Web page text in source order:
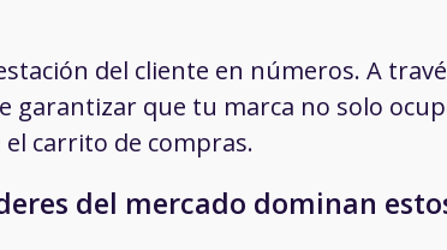
del cliente en números. A
garantizar que tu marca no solo
carrito de compras.
del mercado dominan